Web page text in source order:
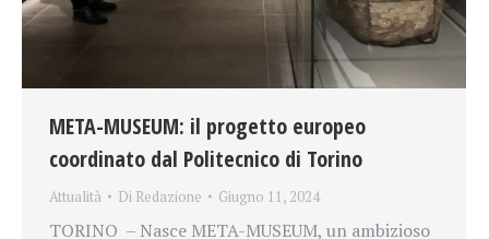
META-MUSEUM: il progetto europeo
coordinato dal Politecnico di Torino
Attualità Di Redazione Giugno 11, 2024
TORINO – Nasce META-MUSEUM, un ambizioso